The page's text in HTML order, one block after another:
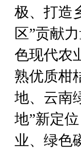
极、打造
区”贡献
色现代农
熟优质柑
地、云南
地”新定
业、绿色